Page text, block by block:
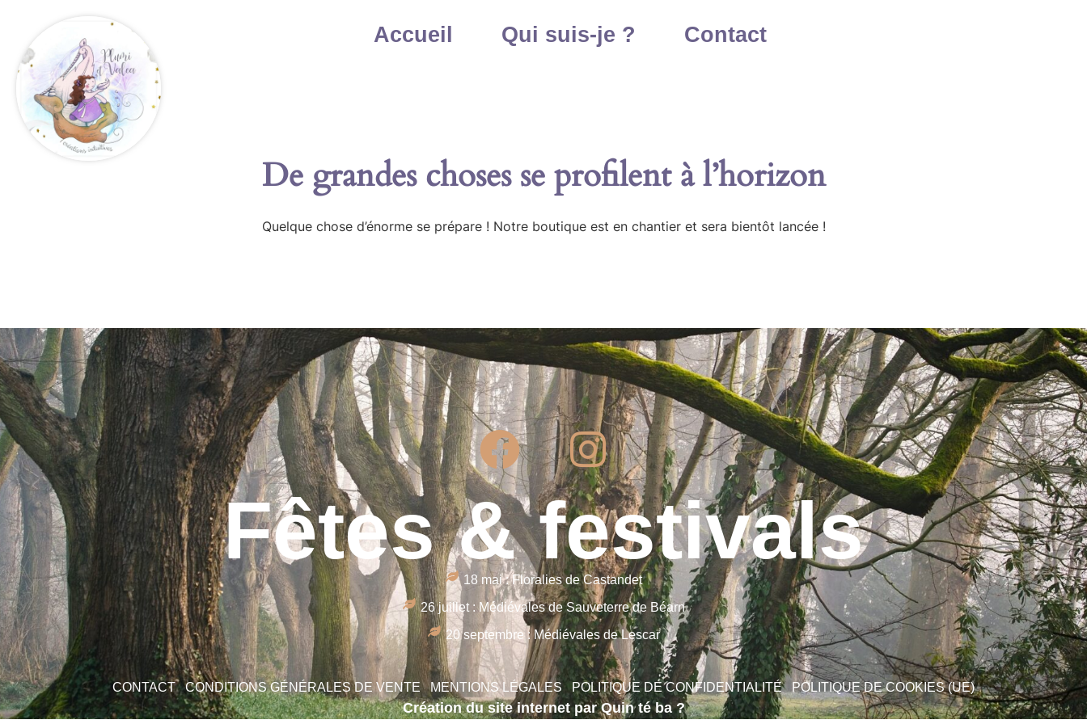
Accueil Qui suis-je ? Contact
De grandes choses se profilent à l’horizon
Quelque chose d’énorme se prépare ! Notre boutique est en chantier et sera bientôt lancée !
Fêtes & festivals
18 mai : Floralies de Castandet
26 juillet : Médiévales de Sauveterre de Béarn
20 septembre : Médiévales de Lescar
CONTACT CONDITIONS GÉNÉRALES DE VENTE MENTIONS LÉGALES POLITIQUE DE CONFIDENTIALITÉ POLITIQUE DE COOKIES (UE)
Création du site internet par Quin té ba ?